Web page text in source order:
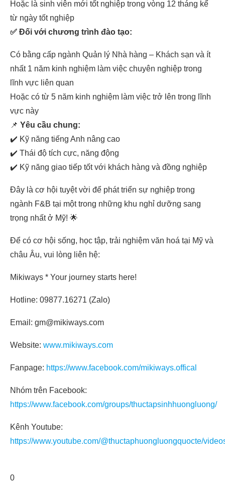
Hoặc là sinh viên mới tốt nghiệp trong vòng 12 tháng kể
từ ngày tốt nghiệp
✅ Đối với chương trình đào tạo:
Có bằng cấp ngành Quản lý Nhà hàng – Khách sạn và ít
nhất 1 năm kinh nghiệm làm việc chuyên nghiệp trong
lĩnh vực liên quan
Hoặc có từ 5 năm kinh nghiệm làm việc trở lên trong lĩnh
vực này
📌 Yêu cầu chung:
✔️ Kỹ năng tiếng Anh nâng cao
✔️ Thái độ tích cực, năng động
✔️ Kỹ năng giao tiếp tốt với khách hàng và đồng nghiệp
Đây là cơ hội tuyệt vời để phát triển sự nghiệp trong
ngành F&B tại một trong những khu nghỉ dưỡng sang
trọng nhất ở Mỹ! 🌟
Để có cơ hội sống, học tập, trải nghiệm văn hoá tại Mỹ và
châu Âu, vui lòng liên hệ:
Mikiways * Your journey starts here!
Hotline: 09877.16271 (Zalo)
Email: gm@mikiways.com
Website: www.mikiways.com
Fanpage: https://www.facebook.com/mikiways.offical
Nhóm trên Facebook:
https://www.facebook.com/groups/thuctapsinhhuongluong/
Kênh Youtube:
https://www.youtube.com/@thuctaphuongluongquocte/
0